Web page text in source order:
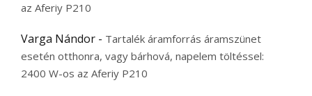
az Aferiy P210
Varga Nándor - Tartalék áramforrás áramszünet
esetén otthonra, vagy bárhová, napelem töltéssel:
2400 W-os az Aferiy P210